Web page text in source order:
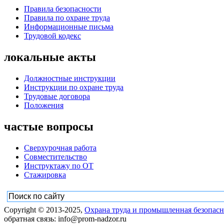
Правила безопасности
Правила по охране труда
Информационные письма
Трудовой кодекс
локальные акты
Должностные инструкции
Инструкции по охране труда
Трудовые договора
Положения
частые вопросы
Сверхурочная работа
Совместительство
Инструктажу по ОТ
Стажировка
Copyright © 2013-2025, Охрана труда и промышленная
обратная связь: info@prom-nadzor.ru